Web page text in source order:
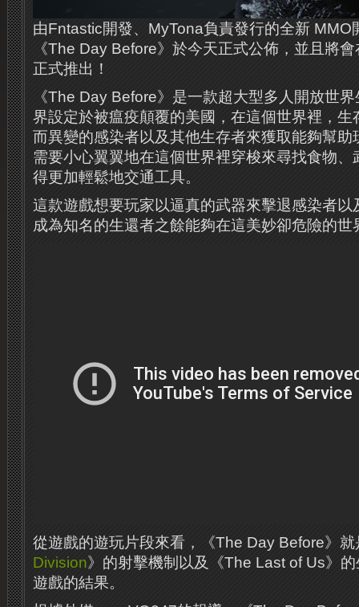
由Fntastic開發、MyTona負責發行的全新
《The Day Before》於今天正式公佈，並且將
正式推出！
《The Day Before》是一款超大型多人開放世
界設定於被瘟疫顛覆的美國，在這個世界裡，生
而異變的感染者以及其他生存者來獲取能夠幫助
需要小心翼翼地在這個世界裡穿梭來尋找食物
得更加輕鬆地交通工具。
這款遊戲想要玩家以逼真的武器來擊退感染者以
成為知名的生還者之餘能夠在這美妙卻危險的世
從遊戲的遊玩片段來看，《The Day Before》
Division》的射擊機制以及《The Last of Us》
遊戲的結果。